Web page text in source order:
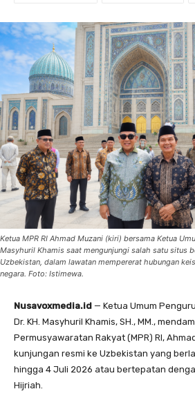
Ketua MPR RI Ahmad Muzani (kiri) bersama Ketua
Masyhuril Khamis saat mengunjungi salah satu situs
Uzbekistan, dalam lawatan mempererat hubungan
negara. Foto: Istimewa.
Nusavoxmedia.id — Ketua Umum
Dr. KH. Masyhuril Khamis, SH., MM.,
Permusyawaratan Rakyat (MPR) RI,
kunjungan resmi ke Uzbekistan yang
hingga 4 Juli 2026 atau bertepatan
Hijriah.